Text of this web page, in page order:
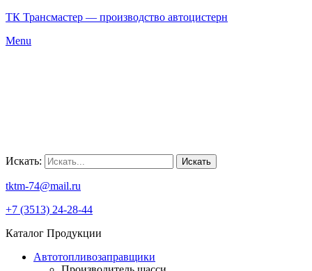
ТК Трансмастер — производство автоцистерн
Menu
Искать: Искать
tktm-74@mail.ru
+7 (3513) 24-28-44
Каталог Продукции
Автотопливозаправщики